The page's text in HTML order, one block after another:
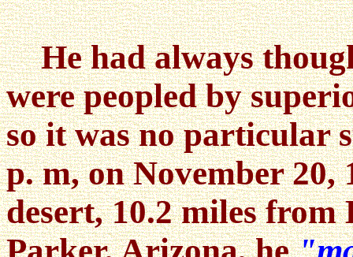
He had always
were peopled by
so it was no particular
p. m, on November
desert, 10.2 miles